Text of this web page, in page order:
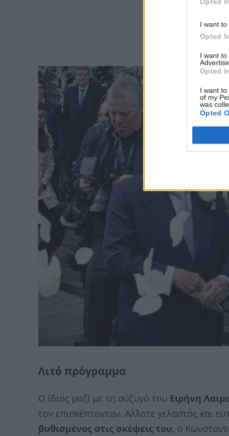
I want to
Opted
I want
Opted
I want
of my
was
Opted
Λιτό πρόγραμμα
Ο ίδιος μαζί με τη σύζυγό του Ειρήνη
τον επισκέπτονταν. Αλλοτε γελαστός και
βυθισμένος στις σκέψεις του, ο